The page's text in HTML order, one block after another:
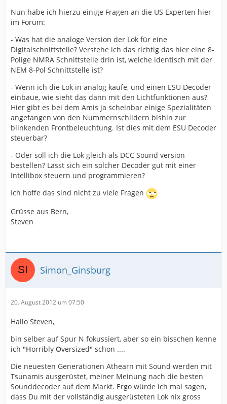
Nun habe ich hierzu einige Fragen an die US Experten hier
im Forum:
- Was hat die analoge Version der Lok für eine
Digitalschnittstelle? Verstehe ich das richtig das hier eine 8-
Polige NMRA Schnittstelle drin ist, welche identisch mit der
NEM 8-Pol Schnittstelle ist?
- Wenn ich die Lok in analog kaufe, und einen ESU Decoder
einbaue, wie sieht das dann mit den Lichtfunktionen aus?
Hier gibt es bei dem Amis ja scheinbar einige Spezialitäten
angefangen von den Nummernschildern bishin zur
blinkenden Frontbeleuchtung. Ist dies mit dem ESU Decoder
steuerbar?
- Oder soll ich die Lok gleich als DCC Sound version
bestellen? Lässt sich ein solcher Decoder gut mit einer
Intellibox steuern und programmieren?
Ich hoffe das sind nicht zu viele Fragen
Grüsse aus Bern,
Steven
Simon_Ginsburg
20. August 2012 um 07:50
Hallo Steven,
bin selber auf Spur N fokussiert, aber so ein bisschen kenne
ich "Horribly Oversized" schon ....
Die neuesten Generationen Athearn mit Sound werden mit
Tsunamis ausgerüstet, meiner Meinung nach die besten
Sounddecoder auf dem Markt. Ergo würde ich mal sagen,
dass Du mit der vollständig ausgerüsteten Lok nix gross